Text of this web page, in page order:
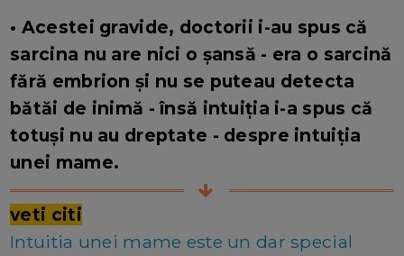
• Acestei gravide, doctorii i-au spus că
sarcina nu are nici o șansă - era o sarcină
fără embrion și nu se puteau detecta
bătăi de inimă - însă intuiția i-a spus că
totuși nu au dreptate - despre intuiția
unei mame.
veti citi
Intuitia unei mame este un dar special